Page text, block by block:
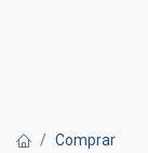
Comprar